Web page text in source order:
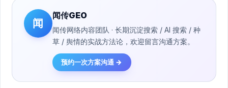
闻
闻传GEO
闻传网络内容团队 · 长期沉淀搜索 / AI 搜索 / 种
草 / 舆情的实战方法论，欢迎留言沟通方案。
预约一次方案沟通 →